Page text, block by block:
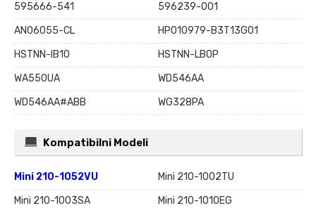
595666-541
596239-001
AN06055-CL
HP010979-B3T13G01
HSTNN-IB1O
HSTNN-LB0P
WA550UA
WD546AA
WD546AA#ABB
WG328PA
Kompatibilni Modeli
Mini 210-1052VU
Mini 210-1002TU
Mini 210-1003SA
Mini 210-1010EG